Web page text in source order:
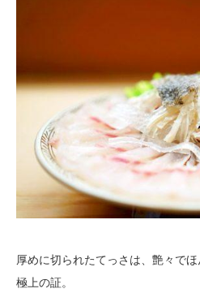
厚めに切られたてっさは、艶々で
極上の証。